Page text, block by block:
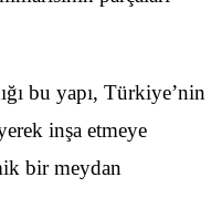
bu yapı, Türkiye’nin
inşa etmeye
bir meydan